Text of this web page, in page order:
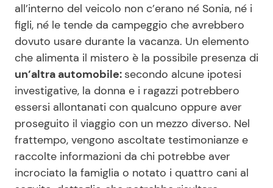
all’interno del veicolo non c’erano né Sonia, né i
figli, né le tende da campeggio che avrebbero
dovuto usare durante la vacanza. Un elemento
che alimenta il mistero è la possibile presenza di
un’altra automobile: secondo alcune ipotesi
investigative, la donna e i ragazzi potrebbero
essersi allontanati con qualcuno oppure aver
proseguito il viaggio con un mezzo diverso. Nel
frattempo, vengono ascoltate testimonianze e
raccolte informazioni da chi potrebbe aver
incrociato la famiglia o notato i quattro cani al